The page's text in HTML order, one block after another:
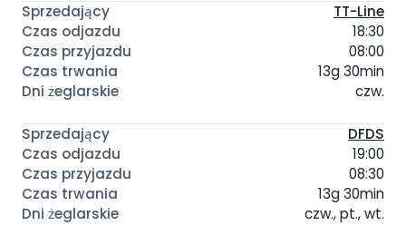
TT-Line
18:30
08:00
13g 30min
czw.
DFDS
19:00
08:30
13g 30min
czw., pt., wt.